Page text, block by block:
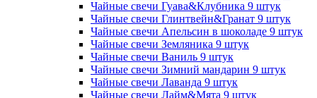
Чайные свечи Гуава&Клубника 9 штук
Чайные свечи Глинтвейн&Гранат 9 штук
Чайные свечи Апельсин в шоколаде 9 штук
Чайные свечи Земляника 9 штук
Чайные свечи Ваниль 9 штук
Чайные свечи Зимний мандарин 9 штук
Чайные свечи Лаванда 9 штук
Чайные свечи Лайм&Мята 9 штук